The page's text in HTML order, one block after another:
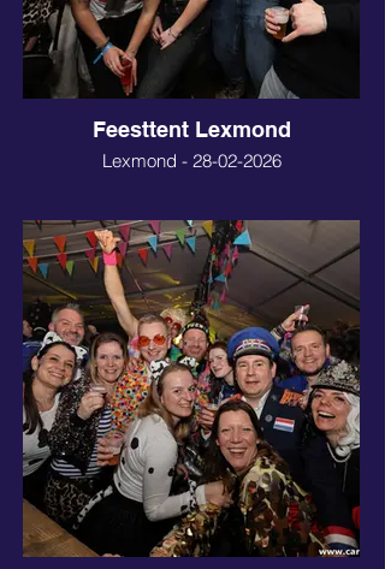
Feesttent Lexmond
Lexmond - 28-02-2026